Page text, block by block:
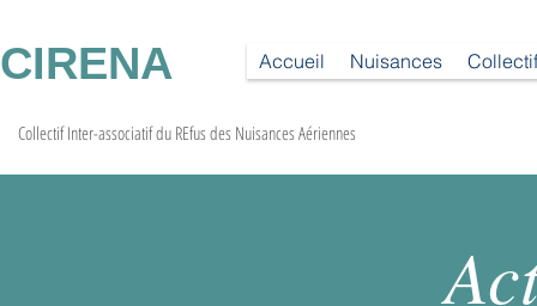
CIRENA Accueil Nuisances Collectif
Collectif Inter-associatif du REfus des Nuisances Aériennes